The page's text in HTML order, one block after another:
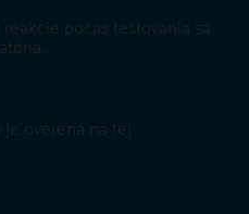
počas testovania sa
overená na tej